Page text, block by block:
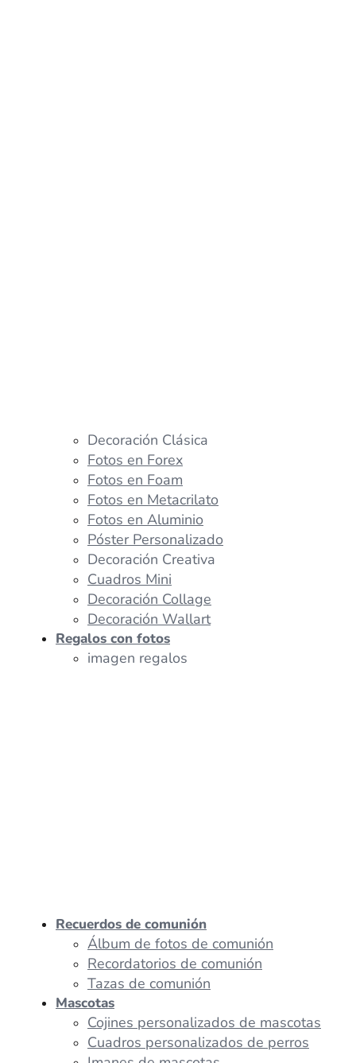
Decoración Clásica
Fotos en Forex
Fotos en Foam
Fotos en Metacrilato
Fotos en Aluminio
Póster Personalizado
Decoración Creativa
Cuadros Mini
Decoración Collage
Decoración Wallart
Regalos con fotos
imagen regalos
Recuerdos de comunión
Álbum de fotos de comunión
Recordatorios de comunión
Tazas de comunión
Mascotas
Cojines personalizados de mascotas
Cuadros personalizados de perros